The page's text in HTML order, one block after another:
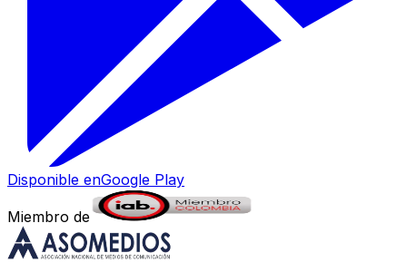
Disponible enGoogle Play
Miembro de